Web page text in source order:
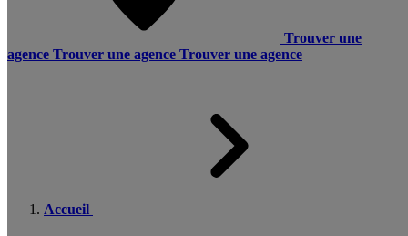
Trouver une
agence Trouver une agence Trouver une agence
Accueil